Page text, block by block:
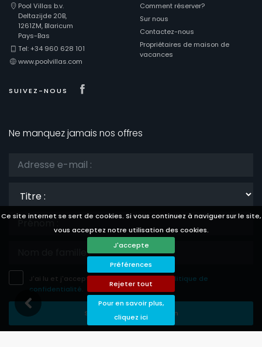
Ce site internet se sert de cookies. Si vous continuez à naviguer sur le site,
vous acceptez notre utilisation des cookies.
J'accepte
Préférences
Rejeter tout
Pour en savoir plus,
cliquez ici
Pool Villas b.v.
Deltazijde 20B,
1261ZM, Blaricum
Pays-Bas
Tel: +34 960 628 101
www.poolvillas.com
SUIVEZ-NOUS
Comment réserver?
Sur nous
Contactez-nous
Propriétaires de maison de
vacances
Ne manquez jamais nos offres
J'ai lu et j'accepte lesavis légaleet lapolitique de
confidentialité
Sauvegarder Souscription